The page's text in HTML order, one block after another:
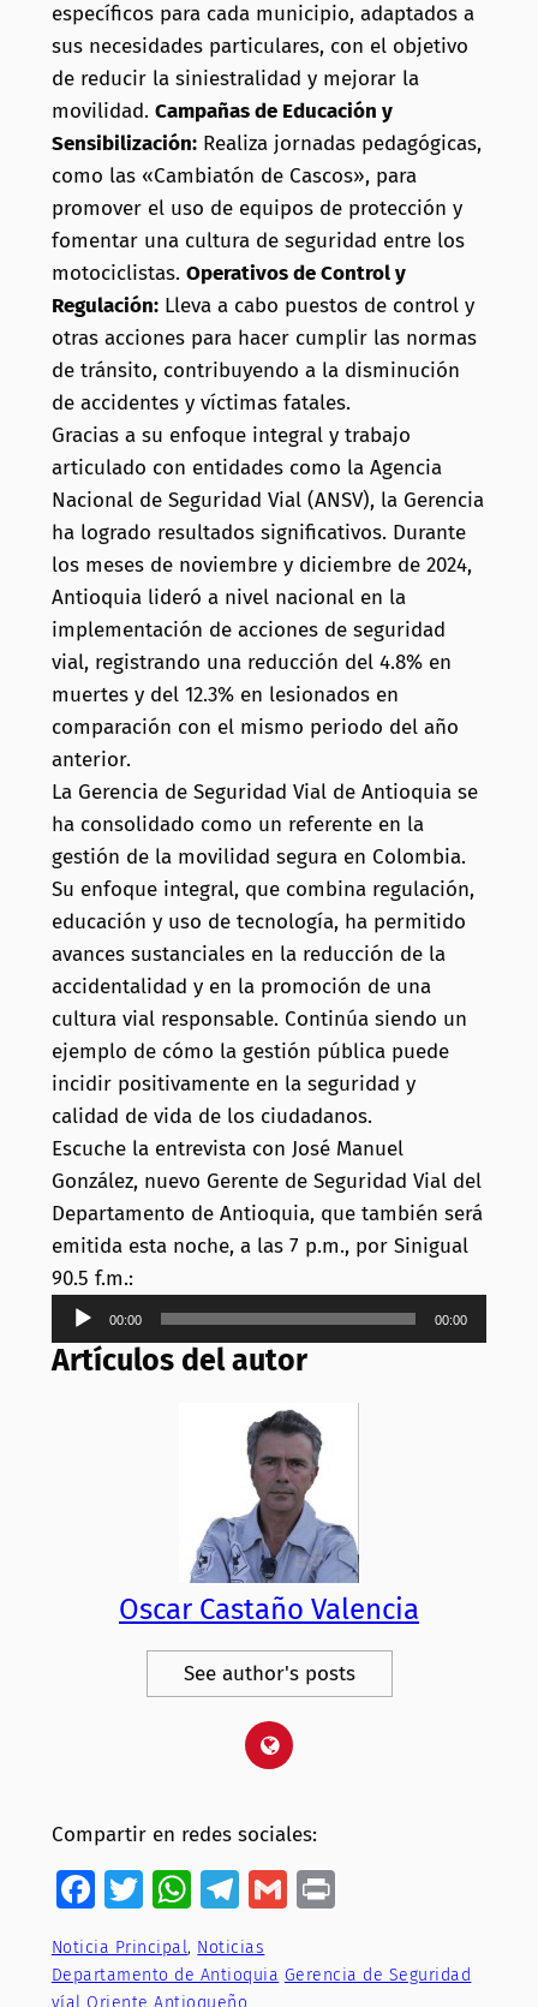
específicos para cada municipio, adaptados a
sus necesidades particulares, con el objetivo
de reducir la siniestralidad y mejorar la
movilidad. Campañas de Educación y
Sensibilización: Realiza jornadas pedagógicas,
como las «Cambiatón de Cascos», para
promover el uso de equipos de protección y
fomentar una cultura de seguridad entre los
motociclistas. Operativos de Control y
Regulación: Lleva a cabo puestos de control y
otras acciones para hacer cumplir las normas
de tránsito, contribuyendo a la disminución
de accidentes y víctimas fatales.
Gracias a su enfoque integral y trabajo
articulado con entidades como la Agencia
Nacional de Seguridad Vial (ANSV), la Gerencia
ha logrado resultados significativos. Durante
los meses de noviembre y diciembre de 2024,
Antioquia lideró a nivel nacional en la
implementación de acciones de seguridad
vial, registrando una reducción del 4.8% en
muertes y del 12.3% en lesionados en
comparación con el mismo periodo del año
anterior.
La Gerencia de Seguridad Vial de Antioquia se
ha consolidado como un referente en la
gestión de la movilidad segura en Colombia.
Su enfoque integral, que combina regulación,
educación y uso de tecnología, ha permitido
avances sustanciales en la reducción de la
accidentalidad y en la promoción de una
cultura vial responsable. Continúa siendo un
ejemplo de cómo la gestión pública puede
incidir positivamente en la seguridad y
calidad de vida de los ciudadanos.
Escuche la entrevista con José Manuel
González, nuevo Gerente de Seguridad Vial del
Departamento de Antioquia, que también será
emitida esta noche, a las 7 p.m., por Sinigual
90.5 f.m.:
Reproductor
de
audio
00:00 00:00
Artículos del autor
Oscar Castaño Valencia
See author's posts
Compartir en redes sociales:
Facebook
Twitter
WhatsApp
Telegram
Gmail
Noticia Principal, Noticias
Departamento de Antioquia Gerencia de Seguridad